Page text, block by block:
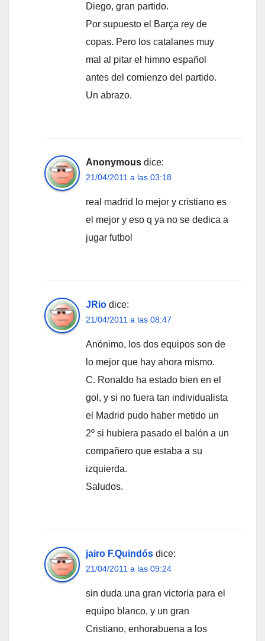
Diego, gran partido.
Por supuesto el Barça rey de
copas. Pero los catalanes muy
mal al pitar el himno español
antes del comienzo del partido.
Un abrazo.
Anonymous dice:
21/04/2011 a las 03:18
real madrid lo mejor y cristiano es
el mejor y eso q ya no se dedica a
jugar futbol
JRio dice:
21/04/2011 a las 08:47
Anónimo, los dos equipos son de
lo mejor que hay ahora mismo.
C. Ronaldo ha estado bien en el
gol, y si no fuera tan individualista
el Madrid pudo haber metido un
2º si hubiera pasado el balón a un
compañero que estaba a su
izquierda.
Saludos.
jairo F.Quindós dice:
21/04/2011 a las 09:24
sin duda una gran victoria para el
equipo blanco, y un gran
Cristiano, enhorabuena a los